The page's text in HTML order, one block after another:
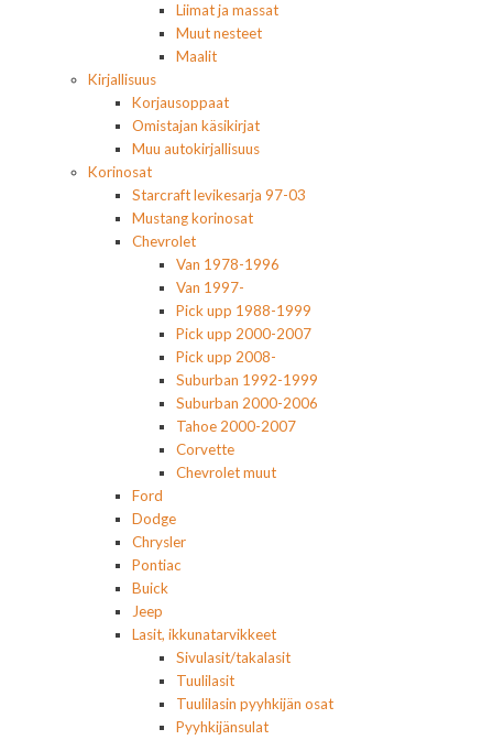
Liimat ja massat
Muut nesteet
Maalit
Kirjallisuus
Korjausoppaat
Omistajan käsikirjat
Muu autokirjallisuus
Korinosat
Starcraft levikesarja 97-03
Mustang korinosat
Chevrolet
Van 1978-1996
Van 1997-
Pick upp 1988-1999
Pick upp 2000-2007
Pick upp 2008-
Suburban 1992-1999
Suburban 2000-2006
Tahoe 2000-2007
Corvette
Chevrolet muut
Ford
Dodge
Chrysler
Pontiac
Buick
Jeep
Lasit, ikkunatarvikkeet
Sivulasit/takalasit
Tuulilasit
Tuulilasin pyyhkijän osat
Pyyhkijänsulat